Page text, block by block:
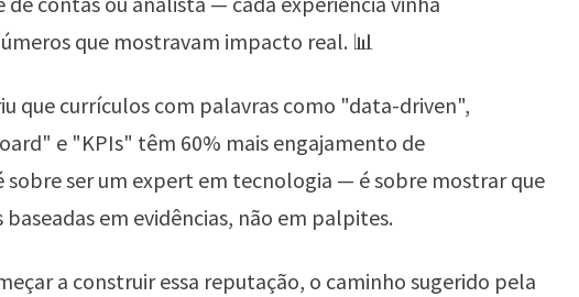
que mostravam impacto real. 📊
que currículos com palavras como "data-driven",
e "KPIs" têm 60% mais engajamento de
sobre ser um expert em tecnologia — é sobre mostrar que
em evidências, não em palpites.
a construir essa reputação, o caminho sugerido pela